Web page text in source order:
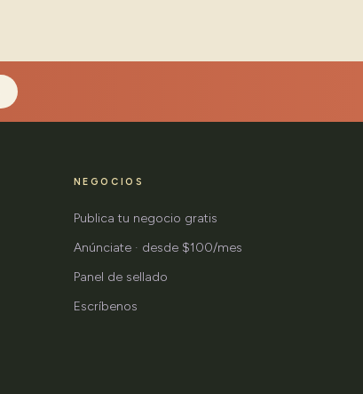
NEGOCIOS
Publica tu negocio gratis
Anúnciate · desde $100/mes
Panel de sellado
Escríbenos